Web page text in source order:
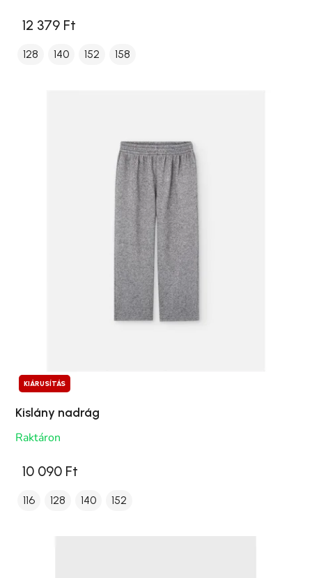
12 379 Ft
128 140 152 158
KIÁRUSÍTÁS
Kislány nadrág
Raktáron
10 090 Ft
116 128 140 152